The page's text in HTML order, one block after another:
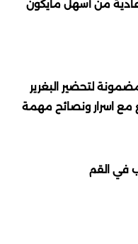
من أسهل مايكون
لتحضير البغرير
مع اسرار ونصائح مهمة
في القم